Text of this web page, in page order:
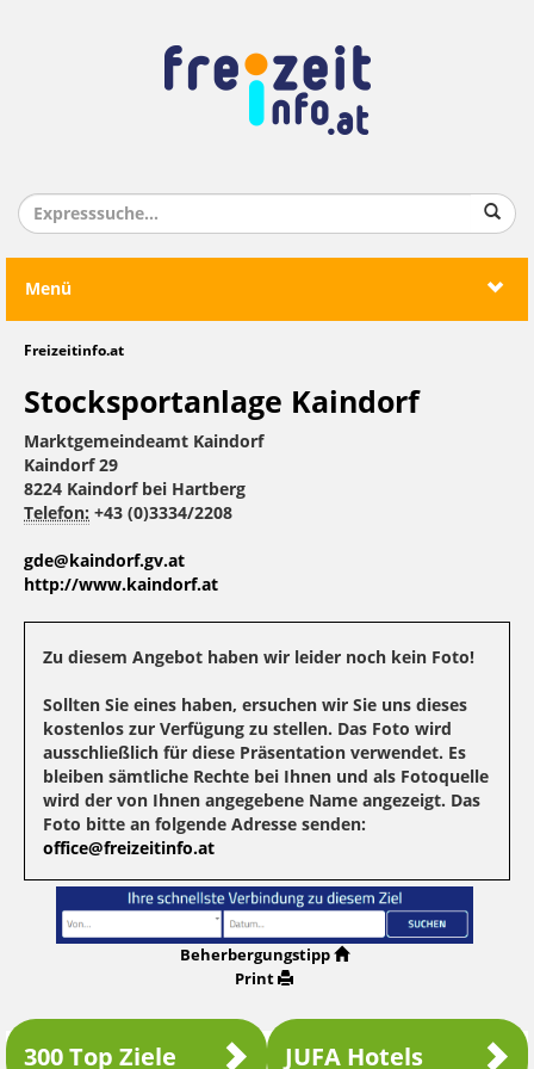
Menü
Freizeitinfo.at
Stocksportanlage Kaindorf
Marktgemeindeamt Kaindorf
Kaindorf 29
8224 Kaindorf bei Hartberg
Telefon: +43 (0)3334/2208
gde@kaindorf.gv.at
http://www.kaindorf.at
Zu diesem Angebot haben wir leider noch kein Foto!
Sollten Sie eines haben, ersuchen wir Sie uns dieses
kostenlos zur Verfügung zu stellen. Das Foto wird
ausschließlich für diese Präsentation verwendet. Es
bleiben sämtliche Rechte bei Ihnen und als Fotoquelle
wird der von Ihnen angegebene Name angezeigt. Das
Foto bitte an folgende Adresse senden:
office@freizeitinfo.at
Beherbergungstipp
Print
300 Top Ziele JUFA Hotels